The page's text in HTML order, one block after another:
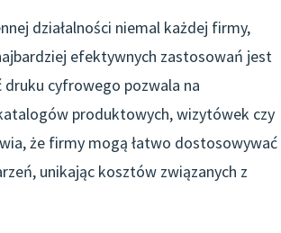
działalności niemal każdej firmy,
efektywnych zastosowań jest
cyfrowego pozwala na
produktowych, wizytówek czy
że firmy mogą łatwo dostosowywać
unikając kosztów związanych z